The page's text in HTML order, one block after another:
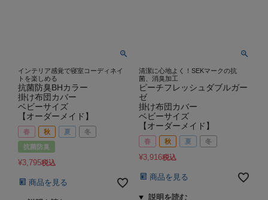
インテリア感覚で寝室コーディネイ
トを楽しめる
抗菌防臭BHカラー
掛け布団カバー
ベビーサイズ
【オーダーメイド】
春 秋 夏 冬
抗菌防臭
¥3,795税込
商品を見る
清潔に心地よく！SEKマークの抗
菌、消臭加工
ピーチフレッシュダブルガー
ゼ
掛け布団カバー
ベビーサイズ
【オーダーメイド】
春 秋 夏 冬
¥3,916税込
商品を見る